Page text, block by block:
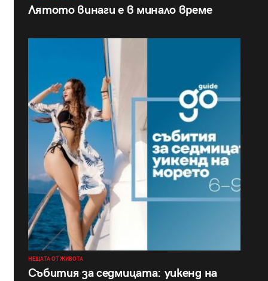
Лятото винаги е в минало време
НЕЩАТА ОТ ЖИВОТА
Събития за седмицата: уикенд на